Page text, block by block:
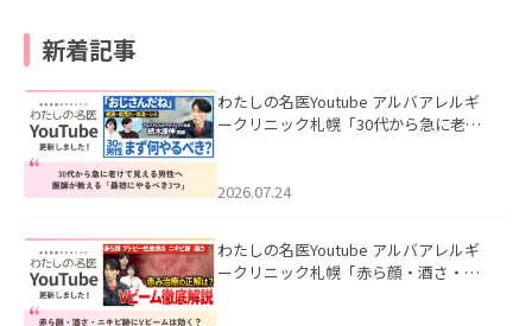
新着記事
わたしの名医Youtube アルバアレルギ
ークリニック札幌「30代から急に老け
た。
2026.07.24
わたしの名医Youtube アルバアレルギ
ークリニック札幌「赤ら顔・酒さ・ニ